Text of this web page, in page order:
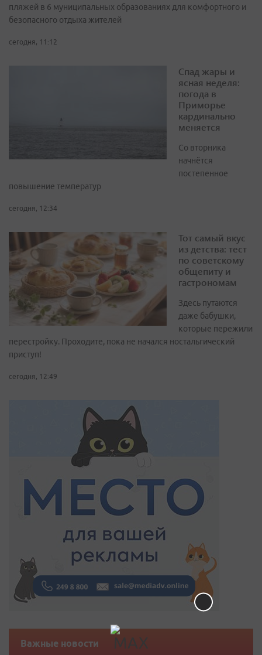
пляжей в 6 муниципальных образованиях для комфортного и
безопасного отдыха жителей
сегодня, 11:12
Спад жары и
ясная неделя:
погода в
Приморье
кардинально
меняется
Со вторника
начнётся
постепенное
повышение температур
сегодня, 12:34
Тот самый вкус
из детства: тест
по советскому
общепиту и
гастрономам
Здесь путаются
даже бабушки,
которые пережили
перестройку. Проходите, пока не начался ностальгический
приступ!
сегодня, 12:49
Важные новости